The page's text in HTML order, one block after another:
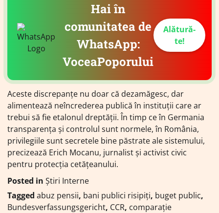
Hai în
comunitatea de
WhatsApp:
VoceaPoporului
Alătură-
te!
Aceste discrepanțe nu doar că dezamăgesc, dar
alimentează neîncrederea publică în instituții care ar
trebui să fie etalonul dreptății. În timp ce în Germania
transparența și controlul sunt normele, în România,
privilegiile sunt secretele bine păstrate ale sistemului,
precizează Erich Mocanu, jurnalist și activist civic
pentru protecția cetățeanului.
Posted in Știri Interne
Tagged abuz pensii, bani publici risipiți, buget public,
Bundesverfassungsgericht, CCR, comparație